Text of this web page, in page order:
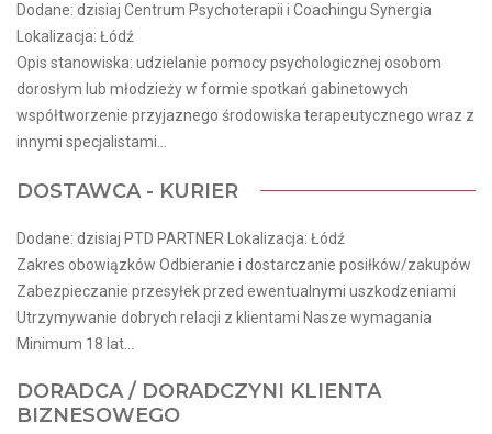
Dodane: dzisiaj Centrum Psychoterapii i Coachingu Synergia
Lokalizacja: Łódź
Opis stanowiska: udzielanie pomocy psychologicznej osobom
dorosłym lub młodzieży w formie spotkań gabinetowych
współtworzenie przyjaznego środowiska terapeutycznego wraz z
innymi specjalistami...
DOSTAWCA - KURIER
Dodane: dzisiaj PTD PARTNER Lokalizacja: Łódź
Zakres obowiązków Odbieranie i dostarczanie posiłków/zakupów
Zabezpieczanie przesyłek przed ewentualnymi uszkodzeniami
Utrzymywanie dobrych relacji z klientami Nasze wymagania
Minimum 18 lat...
DORADCA / DORADCZYNI KLIENTA
BIZNESOWEGO